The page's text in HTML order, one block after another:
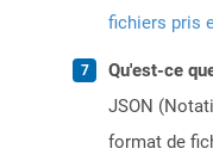
fichiers pris
Qu'est-ce
JSON
format de